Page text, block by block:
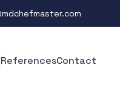
ReferencesContact